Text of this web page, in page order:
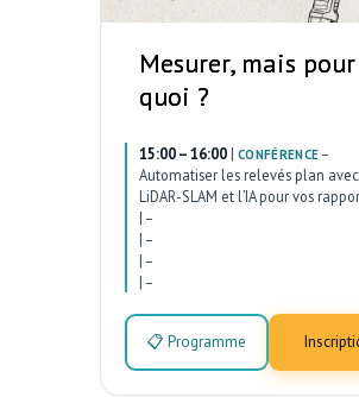
Mesurer, mais pour
quoi ?
15:00 – 16:00 | CONFÉRENCE –
Automatiser les relevés plan
LiDAR-SLAM et l’IA pour vos
| –
| –
| –
| –
📋 Programme